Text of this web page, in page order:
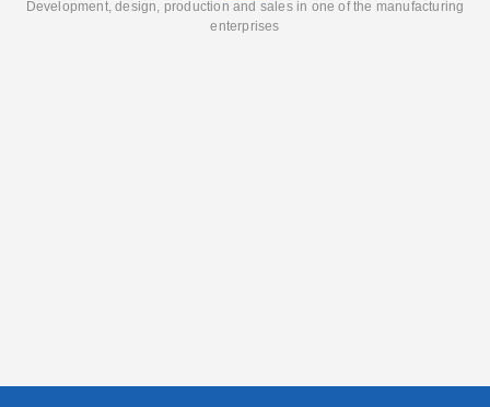
Development, design, production and sales in one of the manufacturing
enterprises